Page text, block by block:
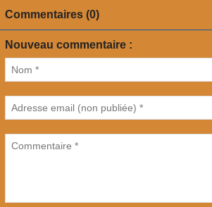
Commentaires (0)
Nouveau commentaire :